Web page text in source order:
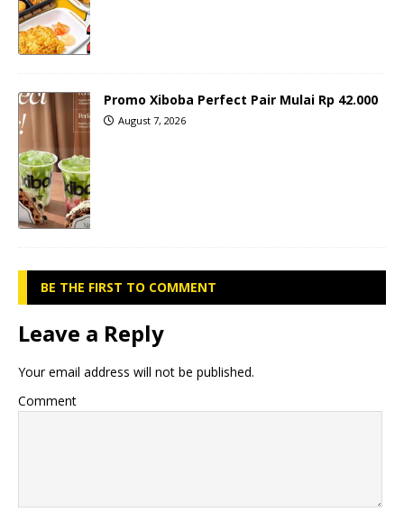
Promo Xiboba Perfect Pair Mulai Rp 42.000
August 7, 2026
BE THE FIRST TO COMMENT
Leave a Reply
Your email address will not be published.
Comment